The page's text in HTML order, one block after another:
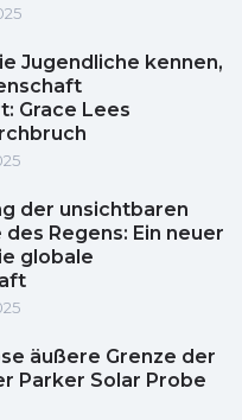
Jugendliche kennen,
Grace Lees
der unsichtbaren
des Regens: Ein neuer
globale
äußere Grenze der
Parker Solar Probe